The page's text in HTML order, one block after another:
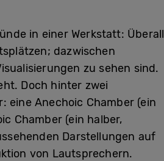
in einer Werkstatt: Überall
dazwischen
zu sehen sind.
Doch hinter zwei
eine Anechoic Chamber (ein
Chamber (ein halber,
Darstellungen auf
von Lautsprechern.